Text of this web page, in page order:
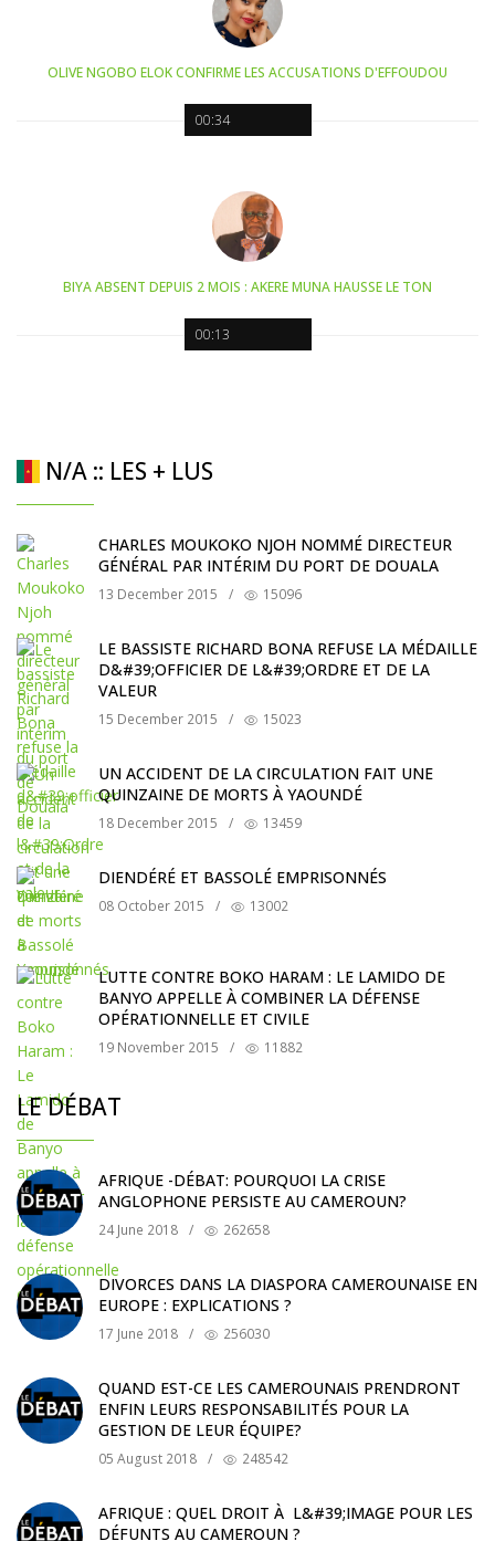
00:34
OLIVE NGOBO ELOK CONFIRME LES ACCUSATIONS D'EFFOUDOU
00:13
BIYA ABSENT DEPUIS 2 MOIS : AKERE MUNA HAUSSE LE TON
N/A :: LES + LUS
CHARLES MOUKOKO NJOH NOMMÉ DIRECTEUR
GÉNÉRAL PAR INTÉRIM DU PORT DE DOUALA
13 December 2015 / 15096
LE BASSISTE RICHARD BONA REFUSE LA MÉDAILLE
D&#39;OFFICIER DE L&#39;ORDRE ET DE LA
VALEUR
15 December 2015 / 15023
UN ACCIDENT DE LA CIRCULATION FAIT UNE
QUINZAINE DE MORTS À YAOUNDÉ
18 December 2015 / 13459
DIENDÉRÉ ET BASSOLÉ EMPRISONNÉS
08 October 2015 / 13002
LUTTE CONTRE BOKO HARAM : LE LAMIDO DE
BANYO APPELLE À COMBINER LA DÉFENSE
OPÉRATIONNELLE ET CIVILE
19 November 2015 / 11882
LE DÉBAT
AFRIQUE -DÉBAT: POURQUOI LA CRISE
ANGLOPHONE PERSISTE AU CAMEROUN?
24 June 2018 / 262658
DIVORCES DANS LA DIASPORA CAMEROUNAISE EN
EUROPE : EXPLICATIONS ?
17 June 2018 / 256030
QUAND EST-CE LES CAMEROUNAIS PRENDRONT
ENFIN LEURS RESPONSABILITÉS POUR LA
GESTION DE LEUR ÉQUIPE?
05 August 2018 / 248542
AFRIQUE : QUEL DROIT À L&#39;IMAGE POUR LES
DÉFUNTS AU CAMEROUN ?